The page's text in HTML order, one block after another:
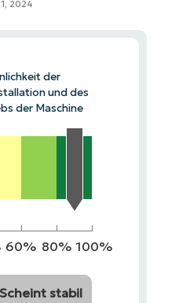
2024
der
und des
der Maschine
60% 80% 100%
Scheint stabil